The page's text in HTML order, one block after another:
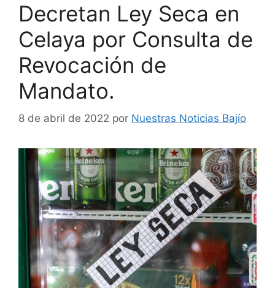
Decretan Ley Seca en
Celaya por Consulta de
Revocación de
Mandato.
8 de abril de 2022 por Nuestras Noticias Bajío